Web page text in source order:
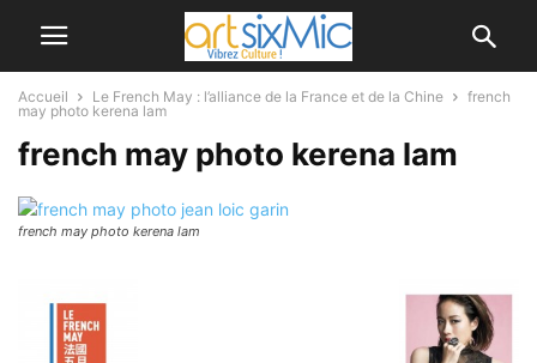
Accueil Le French May : l’alliance de la France et de la Chine
french
may photo kerena lam
french may photo kerena lam
french may photo kerena lam